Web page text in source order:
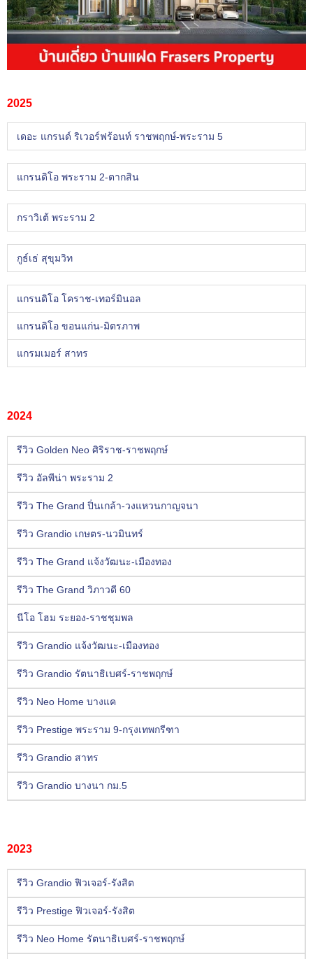
2025
เดอะ แกรนด์ ริเวอร์ฟร้อนท์ ราชพฤกษ์-พระราม 5
แกรนดิโอ พระราม 2-ตากสิน
กราวิเต้ พระราม 2
กูธ์เธ่ สุขุมวิท
แกรนดิโอ โคราช-เทอร์มินอล
แกรนดิโอ ขอนแก่น-มิตรภาพ
แกรมเมอร์ สาทร
2024
รีวิว Golden Neo ศิริราช-ราชพฤกษ์
รีวิว อัลพีน่า พระราม 2
รีวิว The Grand ปิ่นเกล้า-วงแหวนกาญจนา
รีวิว Grandio เกษตร-นวมินทร์
รีวิว The Grand แจ้งวัฒนะ-เมืองทอง
รีวิว The Grand วิภาวดี 60
นีโอ โฮม ระยอง-ราชชุมพล
รีวิว Grandio แจ้งวัฒนะ-เมืองทอง
รีวิว Grandio รัตนาธิเบศร์-ราชพฤกษ์
รีวิว Neo Home บางแค
รีวิว Prestige พระราม 9-กรุงเทพกรีฑา
รีวิว Grandio สาทร
รีวิว Grandio บางนา กม.5
2023
รีวิว Grandio ฟิวเจอร์-รังสิต
รีวิว Prestige ฟิวเจอร์-รังสิต
รีวิว Neo Home รัตนาธิเบศร์-ราชพฤกษ์